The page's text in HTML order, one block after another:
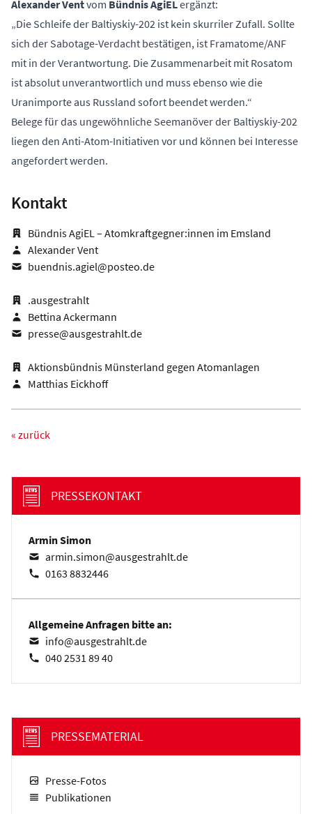
Alexander Ventvom Bündnis AgiELergänzt:
„Die Schleife der Baltiyskiy-202 ist kein skurriler Zufall. Sollte
sich der Sabotage-Verdacht bestätigen, ist Framatome/ANF
mit in der Verantwortung. Die Zusammenarbeit mit Rosatom
ist absolut unverantwortlich und muss ebenso wie die
Uranimporte aus Russland sofort beendet werden.“
Belege für das ungewöhnliche Seemanöver der Baltiyskiy-202
liegen den Anti-Atom-Initiativen vor und können bei Interesse
angefordert werden.
Kontakt
Bündnis AgiEL – Atomkraftgegner:innen im Emsland
Alexander Vent
buendnis.agiel@posteo.de
.ausgestrahlt
Bettina Ackermann
presse@ausgestrahlt.de
Aktionsbündnis Münsterland gegen Atomanlagen
Matthias Eickhoff
« zurück
PRESSEKONTAKT
Armin Simon
armin.simon@ausgestrahlt.de
0163 8832446
Allgemeine Anfragen bitte an:
info@ausgestrahlt.de
040 2531 89 40
PRESSEMATERIAL
Presse-Fotos
Publikationen